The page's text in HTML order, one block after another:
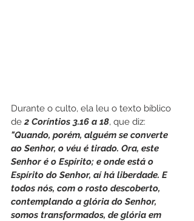
Durante o culto, ela leu o texto bíblico
de 2 Coríntios 3.16 a 18, que diz:
"Quando, porém, alguém se converte
ao Senhor, o véu é tirado. Ora, este
Senhor é o Espírito; e onde está o
Espírito do Senhor, aí há liberdade. E
todos nós, com o rosto descoberto,
contemplando a glória do Senhor,
somos transformados, de glória em